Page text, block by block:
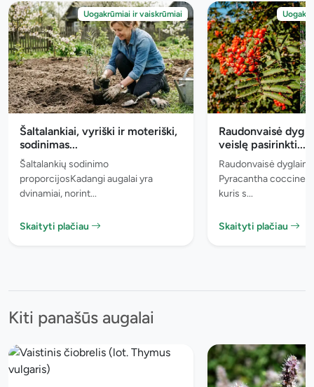
Uogakrūmiai ir vaiskrūmiai
Šaltalankiai, vyriški ir moteriški,
sodinimas...
Šaltalankių sodinimo
proporcijosKadangi augalai yra
dvinamiai, norint...
Skaityti plačiau
Raudonvaisė
veislę pasirinkti...
Raudonvaisė
Pyracantha
kuris s...
Skaityti plačiau
Kiti panašūs augalai